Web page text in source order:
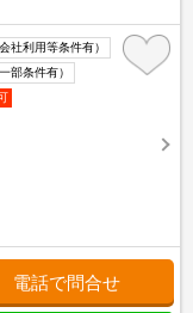
社利用等条件有）
部条件有）
電話で問合せ